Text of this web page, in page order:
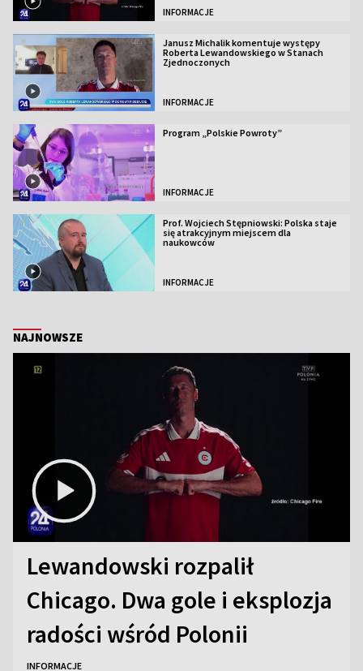
INFORMACJE
Janusz Michalik komentuje występy
Roberta Lewandowskiego w Stanach
Zjednoczonych
INFORMACJE
Program „Polskie Powroty”
INFORMACJE
Prof. Wojciech Stępniowski: Polska staje
się atrakcyjnym miejscem dla
naukowców
INFORMACJE
NAJNOWSZE
Lewandowski rozpalił
Chicago. Dwa gole i eksplozja
radości wśród Polonii
INFORMACJE